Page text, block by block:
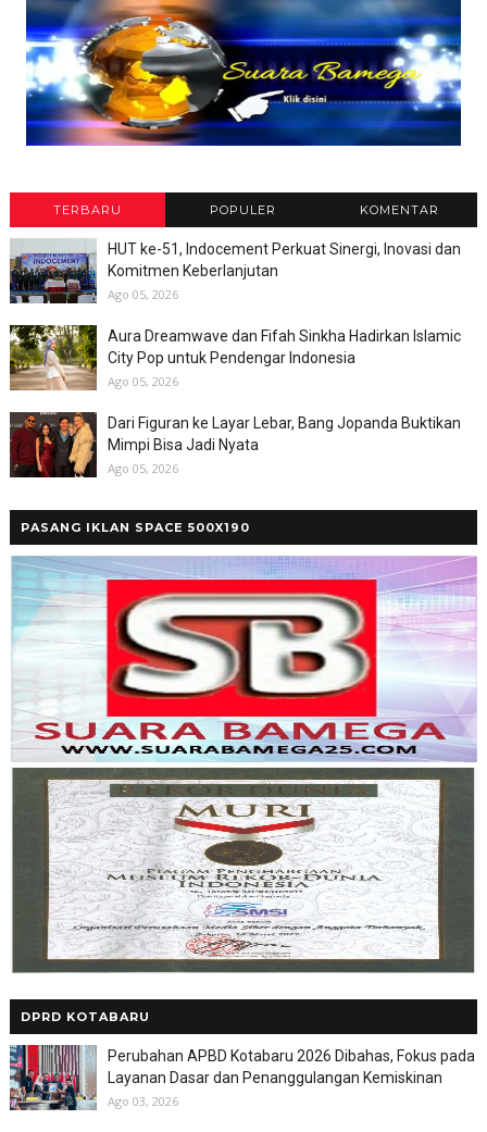
TERBARU POPULER KOMENTAR
HUT ke-51, Indocement Perkuat Sinergi, Inovasi dan
Komitmen Keberlanjutan
Ago 05, 2026
Aura Dreamwave dan Fifah Sinkha Hadirkan Islamic
City Pop untuk Pendengar Indonesia
Ago 05, 2026
Dari Figuran ke Layar Lebar, Bang Jopanda Buktikan
Mimpi Bisa Jadi Nyata
Ago 05, 2026
PASANG IKLAN SPACE 500X190
DPRD KOTABARU
Perubahan APBD Kotabaru 2026 Dibahas, Fokus pada
Layanan Dasar dan Penanggulangan Kemiskinan
Ago 03, 2026